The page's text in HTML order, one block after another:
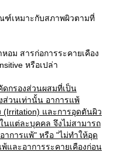
ฑ์เหมาะกับสภาพผิวตามที่
ม สารก่อการระคายเคือง
หรือเปล่า
ดกรองส่วนผสมที่เป็น
ส่วนเท่านั้น อาการแพ้
(Irritation) และการอุดตันผิว
นแต่ละบุคคล จึงไม่สามารถ
การแพ้" หรือ "ไม่ทำให้อุด
และอาการระคายเคืองก่อน